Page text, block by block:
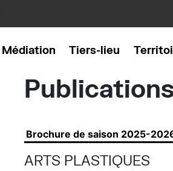
Médiation Tiers-lieu
Publications
Brochure de saison 2025-
ARTS PLASTIQUES